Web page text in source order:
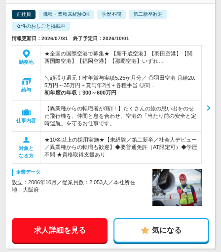
正社員 職種・業種未経験OK 学歴不問 第二新卒歓迎
女性のおしごと掲載中
情報更新日：2026/07/31 終了予定日：2026/10/01
勤務地
★全国の国際空港で募集★ 【新千歳空港】【羽田空港】【関
西国際空港】【福岡空港】【那覇空港】いずれ…
給与
＼頑張り還元！昨年賞与実績5.25か月分／ ◎羽田空港 月給20.
5万円～35万円＋賞与年2回＋各種手当 ◎関…
初年度の年収： 300～600万円
仕事内容
【異業種からの転職者が8割！】たくさんの旅の思い出をのせ
た飛行機を、仲間と息を合わせ、空港の「当たり前の安全と定
時運航」を守るお仕事です。
対象と
なる方
★10名以上の採用実施★【未経験／第二新卒／社会人デビュー
／異業種からの転職も歓迎】◆要普通免許（AT限定可）◆学歴
不問 ★資格取得支援あり
企業データ
設立：2006年10月／従業員数：2,053人／本社所在
地：大阪府
求人詳細を見る 気になる